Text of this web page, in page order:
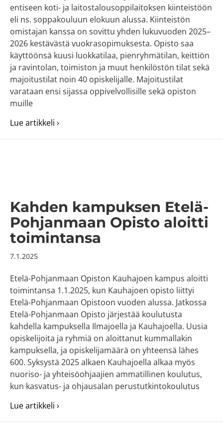
entiseen koti- ja laitostalousoppilaitoksen kiinteistöön
eli ns. soppakouluun elokuun alussa. Kiinteistön
omistajan kanssa on sovittu yhden lukuvuoden 2025–
2026 kestävästä vuokrasopimuksesta. Opisto saa
käyttöönsä kuusi luokkatilaa, pienryhmätilan, keittiön
ja ravintolan, toimiston ja muut henkilöstön tilat sekä
majoitustilat noin 40 opiskelijalle. Majoitustilat
varataan ensi sijassa oppivelvollisille sekä opiston
muille
Lue artikkeli ›
Kahden kampuksen Etelä-
Pohjanmaan Opisto aloitti
toimintansa
7.1.2025
Etelä-Pohjanmaan Opiston Kauhajoen kampus aloitti
toimintansa 1.1.2025, kun Kauhajoen opisto liittyi
Etelä-Pohjanmaan Opistoon vuoden alussa. Jatkossa
Etelä-Pohjanmaan Opisto järjestää koulutusta
kahdella kampuksella Ilmajoella ja Kauhajoella. Uusia
opiskelijoita ja ryhmiä on aloittanut kummallakin
kampuksella, ja opiskelijamäärä on yhteensä lähes
600. Syksystä 2025 alkaen Kauhajoella alkaa myös
nuoriso- ja yhteisöohjaajien ammatillinen koulutus,
kun kasvatus- ja ohjausalan perustutkintokoulutus
Lue artikkeli ›